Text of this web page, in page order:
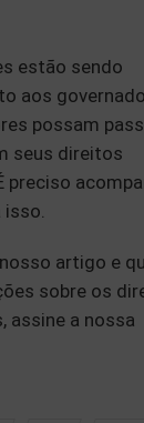
estão sendo
aos
possam
seus direitos
preciso
artigo e
sobre os
assine a nossa